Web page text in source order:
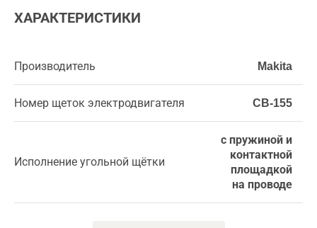
ХАРАКТЕРИСТИКИ
Производитель Makita
Номер щеток электродвигателя CB-155
Исполнение угольной щётки
с пружиной и
контактной
площадкой
на проводе